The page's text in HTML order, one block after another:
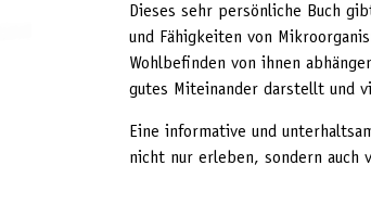
Dieses sehr persönliche Buch
und Fähigkeiten von
Wohlbefinden von ihnen
gutes Miteinander darstellt und
Eine informative und
nicht nur erleben, sondern auch